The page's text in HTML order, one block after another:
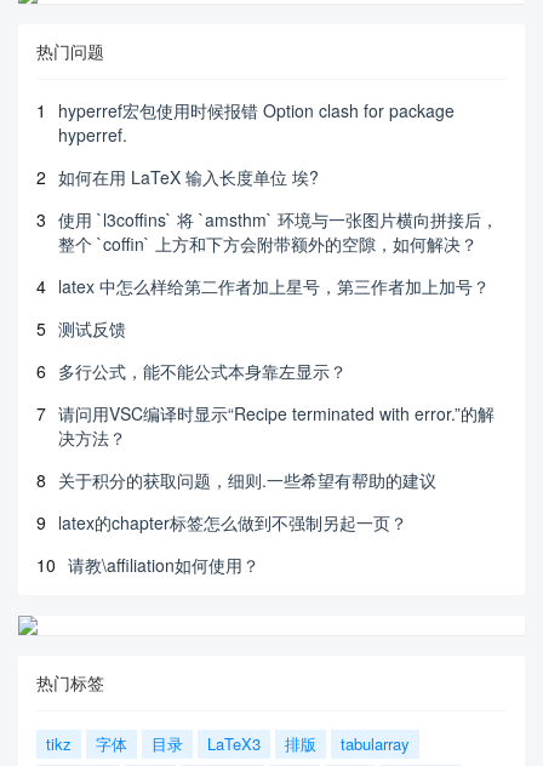
热门问题
1
hyperref宏包使用时候报错 Option clash for package
hyperref.
2 如何在用 LaTeX 输入长度单位 埃?
3 使用 `l3coffins` 将 `amsthm` 环境与一张图片横向拼接后，
整个 `coffin` 上方和下方会附带额外的空隙，如何解决？
4 latex 中怎么样给第二作者加上星号，第三作者加上加号？
5 测试反馈
6 多行公式，能不能公式本身靠左显示？
7 请问用VSC编译时显示“Recipe terminated with error.”的解
决方法？
8 关于积分的获取问题，细则.一些希望有帮助的建议
9 latex的chapter标签怎么做到不强制另起一页？
10 请教\affiliation如何使用？
热门标签
tikz 字体 目录 LaTeX3 排版
tabularray